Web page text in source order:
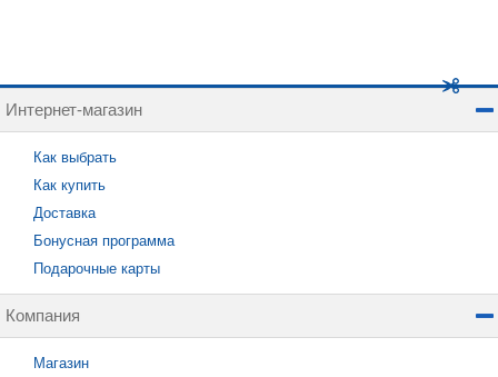
Интернет-магазин
Как выбрать
Как купить
Доставка
Бонусная программа
Подарочные карты
Компания
Магазин